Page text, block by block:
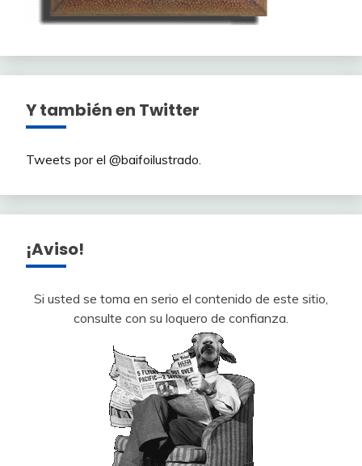
Y también en Twitter
Tweets por el @baifoilustrado.
¡Aviso!
Si usted se toma en serio el contenido de este sitio,
consulte con su loquero de confianza.